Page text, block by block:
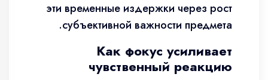
эти временные издержки через рост
субъективной важности предмета.
Как фокус усиливает
чувственный реакцию